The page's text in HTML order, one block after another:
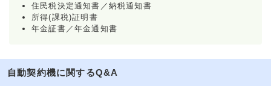
住民税決定通知書／納税通知書
所得(課税)証明書
年金証書／年金通知書
自動契約機に関するQ&A